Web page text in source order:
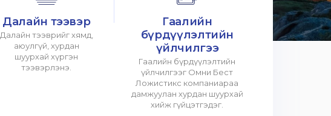
Далайн тээвэр
Далайн тээврийг хямд,
аюулгүй, хурдан
шуурхай хүргэн
тээвэрлэнэ.
Гаалийн
бүрдүүлэлтийн
үйлчилгээ
Гаалийн бүрдүүлэлтийн
үйлчилгээг Омни Бест
Ложистикс компаниараа
дамжуулан хурдан шуурхай
хийж гүйцэтгэдэг.